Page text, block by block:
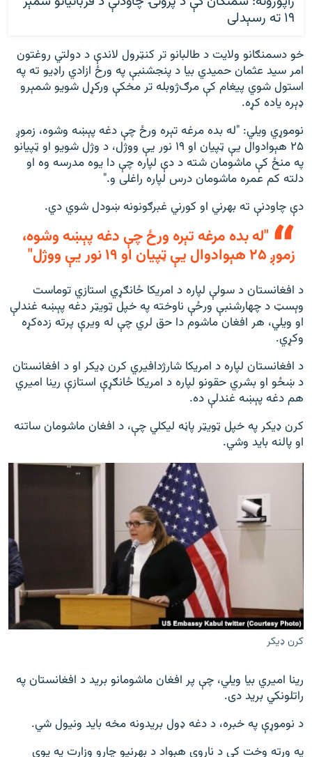
۱۹ ته رسېدلی
خو دسمنګانو ولایت د طالبانو تر کنټرول لاندې د دولتي روغتون
امر سید عثمان حمیدي بیا د پنجشنبې په ورځ ازادي راډیو ته په
استول شوي پیغام کې مرګ‌ژوبله تر مخکې ورکړل شویو شمېرو
ډېره یاده کړه.
نوموړي ويلي: "له بده مرغه تېره ورځ چې دغه پېښه وشوه، زموږ
۲۵ هېوادوال یې ټپیان او ۱۹ نور یې ووژل، د وژل شویو او ټپیانو
په منځ کې ماشومان شته د دې لپاره چې دا یوه مدرسه وه او
دلته کم عمره ماشومان درس لپاره راغلی و."
دې چاودنې ته بهرني او کورني غبرګونونه ښودل شوي دي.
"له بده مرغه تېره ورځ چې دغه پېښه وشوه،
زموږ ۲۵ هېوادوال یې ټپیان او ۱۹ نور یې ووژل"
د افغانستان د سولې لپاره د امریکا ځانګړي استازي توماست
وېسټ د چهارشنبې ورځې ناوخته په خپل ټويټر دغه پېښه غندلې
او ویلي، هر افغان ماشوم دا حق لري چې له ویرې پرته زده‌کړه
وکړي.
د افغانستان لپاره د امریکا شارژدافیري کرن ډیکر او د افغانستان
د ښځو او بشري حقونو لپاره د امریکا ځانګړې استازې رینا امیري
هم دغه پېښه غندلې ده.
کرن ډیکر په خپل ټویټر پاڼه لیکلي چې، د افغان ماشومان ساتنه
او پالنه باید وشي.
کرن ډيکر
رینا امیري بیا ویلي، چې پر افغان ماشومانو برید د افغانستان په
راتلونکي برید دی.
د نوموړې په خبره، د دغه ډول بریدونه مخه باید ونیول شي.
په ورته وخت کې د ناروې هېواد د بهرنیو چارو وزارت په یوې